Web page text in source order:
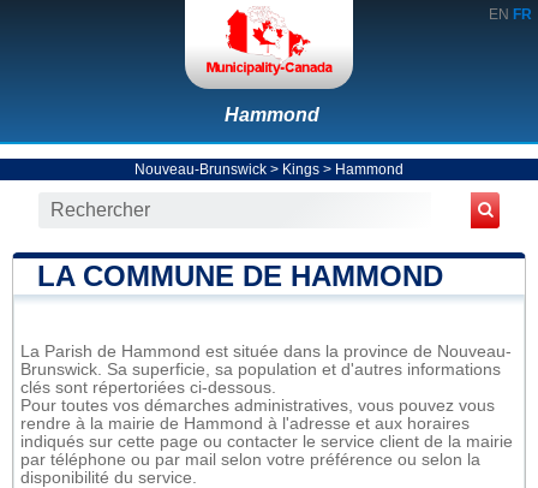
EN FR
Hammond
Nouveau-Brunswick > Kings > Hammond
LA COMMUNE DE HAMMOND
La Parish de Hammond est située dans la province de Nouveau-
Brunswick. Sa superficie, sa population et d'autres informations
clés sont répertoriées ci-dessous.
Pour toutes vos démarches administratives, vous pouvez vous
rendre à la mairie de Hammond à l'adresse et aux horaires
indiqués sur cette page ou contacter le service client de la mairie
par téléphone ou par mail selon votre préférence ou selon la
disponibilité du service.